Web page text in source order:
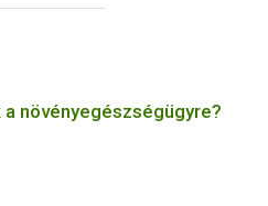
növényegészségügyre?